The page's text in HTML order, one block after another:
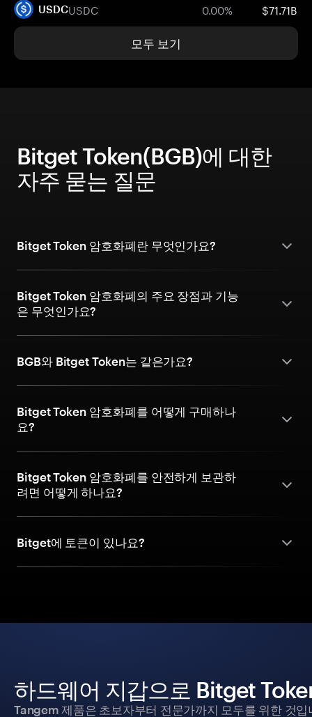
USDCUSDC 0.00% $71.71B
모두 보기
Bitget Token(BGB)에 대한
자주 묻는 질문
Bitget Token 암호화폐란 무엇인가요?
Bitget Token 암호화폐의 주요 장점과 기능
은 무엇인가요?
BGB와 Bitget Token는 같은가요?
Bitget Token 암호화폐를 어떻게 구매하나
요?
Bitget Token 암호화폐를 안전하게 보관하
려면 어떻게 하나요?
Bitget에 토큰이 있나요?
하드웨어 지갑으로 Bitget
Tangem 제품은 초보자부터 전문가까지 모두를 위한 것